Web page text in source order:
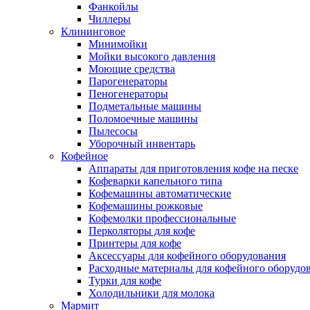
Фанкойлы
Чиллеры
Клининговое
Минимойки
Мойки высокого давления
Моющие средства
Парогенераторы
Пеногенераторы
Подметальные машины
Поломоечные машины
Пылесосы
Уборочный инвентарь
Кофейное
Аппараты для приготовления кофе на песке
Кофеварки капельного типа
Кофемашины автоматические
Кофемашины рожковые
Кофемолки профессиональные
Перколяторы для кофе
Принтеры для кофе
Аксессуары для кофейного оборудования
Расходные материалы для кофейного
Турки для кофе
Холодильники для молока
Мармит